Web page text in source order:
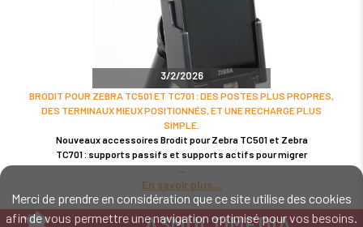
Merci de prendre en considération que ce site utilise des cookies
afin de vous permettre une navigation optimisé pour vos besoins.
3/2/2026
BRODIT POUR ZEBRA TC501 ET TC701 : DES POSTES PLUS PROPRES,
DES TERMINAUX MIEUX POSITIONNÉS, ET UNE RECHARGE PLUS
SIMPLE.
Nouveaux accessoires Brodit pour Zebra TC501 et Zebra
TC701 : supports passifs et supports actifs pour migrer
En savoir plus